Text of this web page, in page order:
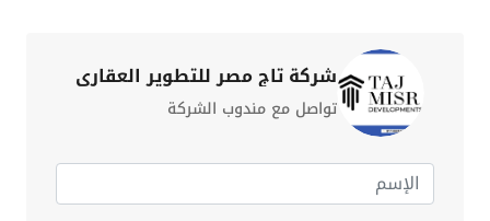
شركة تاج مصر للتطوير العقاري
تواصل مع مندوب الشركة